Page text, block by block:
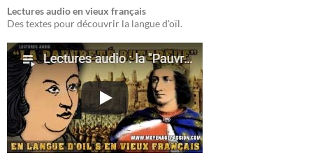
Lectures audio en vieux français
Des textes pour découvrir la langue d'oïl.